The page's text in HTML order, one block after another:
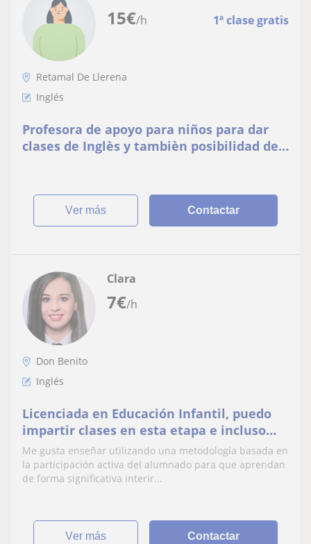
15€/h 1ª clase gratis
Retamal De Llerena
Inglés
Profesora de apoyo para niños para dar
clases de Inglès y tambièn posibilidad de
ver más Contactar
7€/h
Clara
Don Benito
Inglés
Licenciada en Educación Infantil, puedo
impartir clases en esta etapa e incluso
asignaturas de inglés, lengua,
matemáticas... Para un nivel de ESO
Me gusta enseñar utilizando una metodología basada en
la participación activa del alumnado para que aprendan
de forma significativa interir...
ver más Contactar